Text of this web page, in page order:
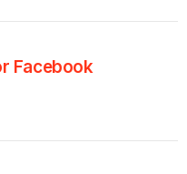
Facebook